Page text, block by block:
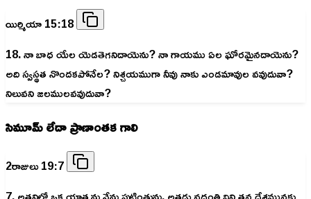
యిర్మియా 15:18
18. నా బాధ యేల యెడతెగనిదాయెను? నా గాయము ఏల ఘోరమైనదాయెను?
అది స్వస్థత నొందకపోనేల? నిశ్చయముగా నీవు నాకు ఎండమావుల వవుదువా?
నిలువని జలములవవుదువా?
సిమూమ్ లేదా ప్రాణాంతక గాలి
2రాజులు 19:7